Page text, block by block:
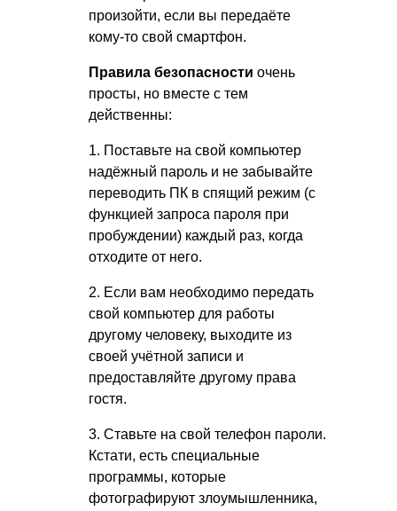
произойти, если вы передаёте
кому-то свой смартфон.
Правила безопасности очень
просты, но вместе с тем
действенны:
1. Поставьте на свой компьютер
надёжный пароль и не забывайте
переводить ПК в спящий режим (с
функцией запроса пароля при
пробуждении) каждый раз, когда
отходите от него.
2. Если вам необходимо передать
свой компьютер для работы
другому человеку, выходите из
своей учётной записи и
предоставляйте другому права
гостя.
3. Ставьте на свой телефон пароли.
Кстати, есть специальные
программы, которые
фотографируют злоумышленника,